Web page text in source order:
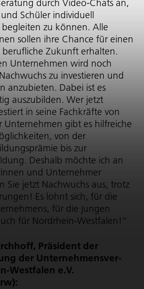
durch Video-Chats an,
Schüler individuell
zu können. Alle
sollen ihre Chance für einen
Zukunft erhalten.
Unternehmen wird noch
zu investieren und
anzubieten. Dabei ist es
auszubilden. Wer jetzt
in seine Fachkräfte von
Unternehmen gibt es hilfreiche
von der
bis zur
Deshalb möchte ich an
und Unternehmer
Sie jetzt Nachwuchs aus, trotz
Es lohnt sich, für die
für die jungen
für Nordrhein-Westfalen!“
Präsident der
der Unter­neh­mens­ver­
Westfalen e.V.